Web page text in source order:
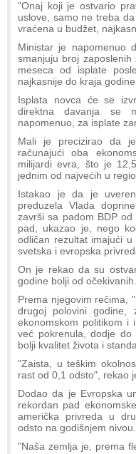
"Onaj koji je ostvario
uslove, samo ne treba
vraćena u budžet,
Ministar je napomenuo
smanjuju broj
meseca od isplate
najkasnije do kraja godine.
Isplata novca će se
direktna davanja se
napomenuo, za isplate
Mali je precizirao da
računajući oba
milijardi evra, što je
jednim od najvećih u
Istakao je da je
preduzela Vlada
završi sa padom BDP
pad, ukazao je, nego
odličan rezultat imajući
svetska i evropska
On je rekao da su
godine bolji od očekivanih.
Prema njegovim rečima,
drugoj polovini godine,
ekonomskom politikom i
već pokrenula, dodje
bolji kvalitet života i
"Zaista, u teškim
rast od 0,1 odsto", rekao
Dodao da je Evropska
rekordan pad
američka privreda u
odsto na godišnjem nivou.
"Naša zemlja je, prema